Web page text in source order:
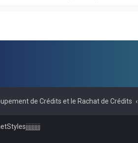
de Crédits et le Rachat de Crédits
jjjjjjjjjj